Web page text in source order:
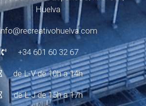
Huelva
info@recreativohuelva.com
+34 601 60 32 67
de L-V de 10h a 14h
de L-J de 15h a 17h